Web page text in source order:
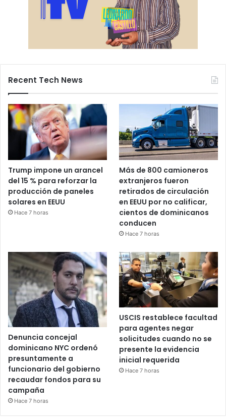
Recent Tech News
Trump impone un arancel
del 15 % para reforzar la
producción de paneles
solares en EEUU
Hace 7 horas
Más de 800 camioneros
extranjeros fueron
retirados de circulación
en EEUU por no calificar,
cientos de dominicanos
conducen
Hace 7 horas
Denuncia concejal
dominicano NYC ordenó
presuntamente a
funcionario del gobierno
recaudar fondos para su
campaña
Hace 7 horas
USCIS restablece facultad
para agentes negar
solicitudes cuando no se
presente la evidencia
inicial requerida
Hace 7 horas